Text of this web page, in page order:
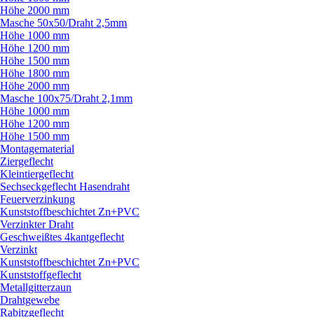
Höhe 2000 mm
Masche 50x50/Draht 2,5mm
Höhe 1000 mm
Höhe 1200 mm
Höhe 1500 mm
Höhe 1800 mm
Höhe 2000 mm
Masche 100x75/Draht 2,1mm
Höhe 1000 mm
Höhe 1200 mm
Höhe 1500 mm
Montagematerial
Ziergeflecht
Kleintiergeflecht
Sechseckgeflecht Hasendraht
Feuerverzinkung
Kunststoffbeschichtet Zn+PVC
Verzinkter Draht
Geschweißtes 4kantgeflecht
Verzinkt
Kunststoffbeschichtet Zn+PVC
Kunststoffgeflecht
Metallgitterzaun
Drahtgewebe
Rabitzgeflecht